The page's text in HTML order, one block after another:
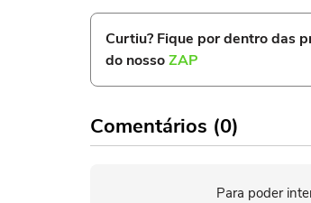
Curtiu? Fique por dentro das
do nossoZAP
Comentários (0)
Para poder